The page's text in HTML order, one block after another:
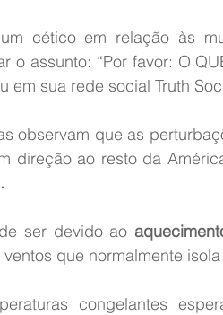
cético em relação às
o assunto: “Por favor: O
em sua rede social Truth
observam que as
direção ao resto da
ser devido ao
que normalmente
congelantes